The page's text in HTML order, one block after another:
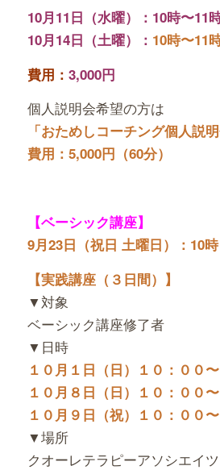
10月11日（水曜）：10時〜11
10月14日（土曜）： 10時〜11
費用： 3,000円
個人説明会希望の方は
「おためしコーチング個人説明
費用：5,000円（60分）
【ベーシック講座】
9月23日（祝日 土曜日）：10
【実践講座（３日間）】
▼対象
ベーシック講座修了者
▼日時
１０月１日（日）１０：００
１０月８日（日）１０：００
１０月９日（祝）１０：００
▼場所
クオーレテラピーアソシエイ